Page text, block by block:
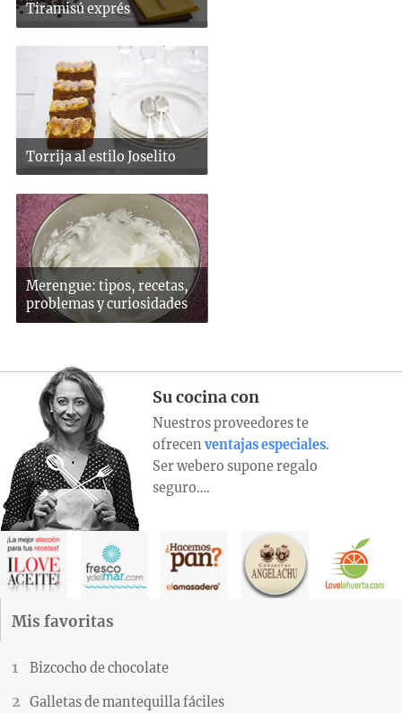
Tiramisú exprés
Torrija al estilo Joselito
Merengue: tipos, recetas,
problemas y curiosidades
Su cocina con
Nuestros proveedores te
ofrecen ventajas especiales.
Ser webero supone regalo
seguro….
Mis favoritas
Bizcocho de chocolate
Galletas de mantequilla fáciles